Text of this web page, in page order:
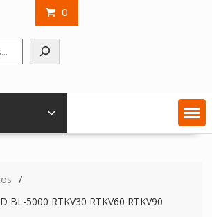
0
BL-5000 RTKV30 RTKV60 RTKV90